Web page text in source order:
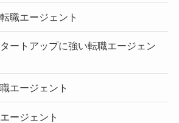
職エージェント
ートアップに強い転職エージェン
エージェント
ージェント